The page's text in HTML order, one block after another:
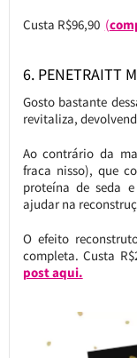
Custa R$96,90 (
6. PENETRAITT
Gosto bastante
revitaliza,
Ao contrário da
fraca nisso), que
proteína de seda
ajudar na
O efeito
completa. Custa
post aqui.